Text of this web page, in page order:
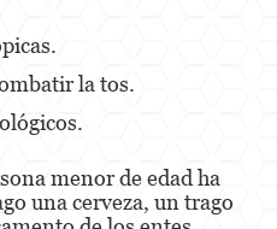
en California
la tos.
menor de edad ha
una cerveza, un trago